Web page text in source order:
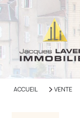
ACCUEIL VENTE